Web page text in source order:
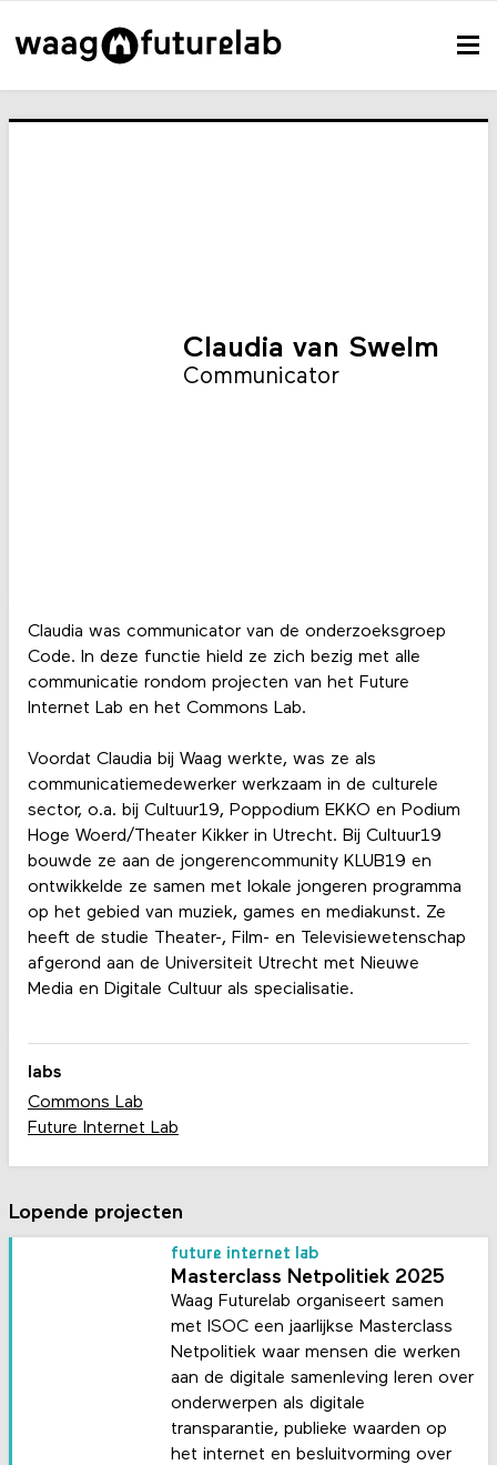
Claudia van Swelm
Communicator
Claudia was communicator van de onderzoeksgroep
Code. In deze functie hield ze zich bezig met alle
communicatie rondom projecten van het Future
Internet Lab en het Commons Lab.
Voordat Claudia bij Waag werkte, was ze als
communicatiemedewerker werkzaam in de culturele
sector, o.a. bij Cultuur19, Poppodium EKKO en Podium
Hoge Woerd/Theater Kikker in Utrecht. Bij Cultuur19
bouwde ze aan de jongerencommunity KLUB19 en
ontwikkelde ze samen met lokale jongeren programma
op het gebied van muziek, games en mediakunst. Ze
heeft de studie Theater-, Film- en Televisiewetenschap
afgerond aan de Universiteit Utrecht met Nieuwe
Media en Digitale Cultuur als specialisatie.
labs
Commons Lab
Future Internet Lab
Lopende projecten
future internet lab
Masterclass Netpolitiek 2025
Waag Futurelab organiseert samen
met ISOC een jaarlijkse Masterclass
Netpolitiek waar mensen die werken
aan de digitale samenleving leren over
onderwerpen als digitale
transparantie, publieke waarden op
het internet en besluitvorming over